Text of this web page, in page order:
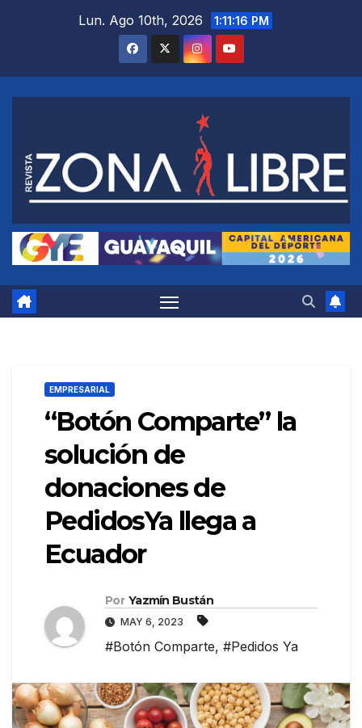
Lun. Ago 10th, 2026 1:11:17 PM
EMPRESARIAL
“Botón Comparte” la
solución de
donaciones de
PedidosYa llega a
Ecuador
Por Yazmín Bustán
MAY 6, 2023
#Botón Comparte, #Pedidos Ya